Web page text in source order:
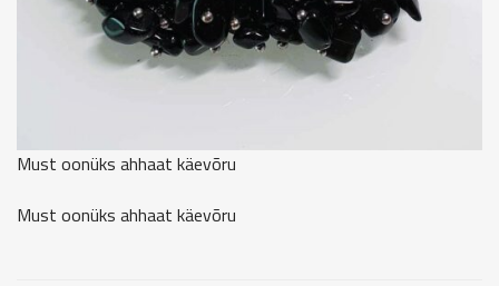
Must oonüks ahhaat käevõru
Must oonüks ahhaat käevõru